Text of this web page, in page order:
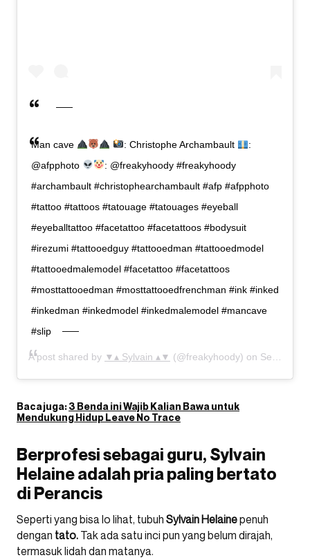
Man cave : Christophe Archambault
:
@afpphoto
: @freakyhoody #freakyhoody
#archambault #christophearchambault #afp #afpphoto
#tattoo #tattoos #tatouage #tatouages #eyeball
#eyeballtattoo #facetattoo #facetattoos #bodysuit
#irezumi #tattooedguy #tattooedman #tattooedmodel
#tattooedmalemodel #facetattoo #facetattoos
#mosttattooedman #mosttattooedfrenchman #ink #inked
#inkedman #inkedmodel #inkedmalemodel #mancave
#slip
A post shared by ▼▴ Sylvain ▴▼ (@freakyhoody) on Sep 25, 2020 at 11:03am PDT
Baca juga:3 Benda ini Wajib Kalian Bawa untuk
Mendukung Hidup Leave No Trace
Berprofesi sebagai guru, Sylvain
Helaine adalah pria paling bertato
di Perancis
Seperti yang bisa lo lihat, tubuh Sylvain Helainepenuh
dengan tato. Tak ada satu inci pun yang belum dirajah,
termasuk lidah dan matanya.